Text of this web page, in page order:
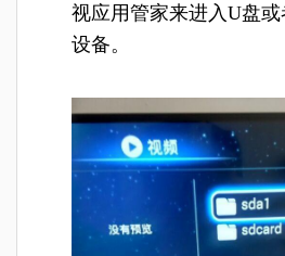
视应用管家来进入U盘
设备。